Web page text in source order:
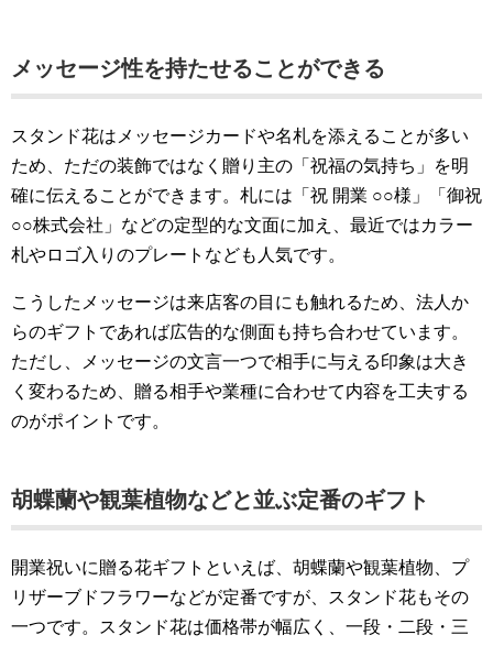
メッセージ性を持たせることができる
スタンド花はメッセージカードや名札を添えることが多い
ため、ただの装飾ではなく贈り主の「祝福の気持ち」を明
確に伝えることができます。札には「祝 開業 ○○様」「御祝
○○株式会社」などの定型的な文面に加え、最近ではカラー
札やロゴ入りのプレートなども人気です。
こうしたメッセージは来店客の目にも触れるため、法人か
らのギフトであれば広告的な側面も持ち合わせています。
ただし、メッセージの文言一つで相手に与える印象は大き
く変わるため、贈る相手や業種に合わせて内容を工夫する
のがポイントです。
胡蝶蘭や観葉植物などと並ぶ定番のギフト
開業祝いに贈る花ギフトといえば、胡蝶蘭や観葉植物、プ
リザーブドフラワーなどが定番ですが、スタンド花もその
一つです。スタンド花は価格帯が幅広く、一段・二段・三